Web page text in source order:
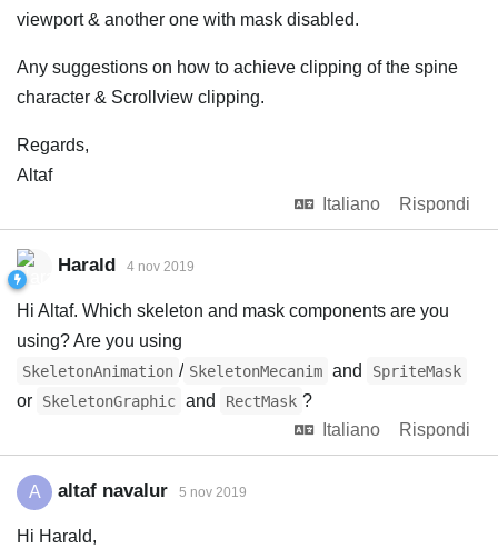
viewport & another one with mask disabled.
Any suggestions on how to achieve clipping of the spine
character & Scrollview clipping.
Regards,
Altaf
Italiano
Rispondi
Harald 4 nov 2019
Hi Altaf. Which skeleton and mask components are you
using? Are you using
SkeletonAnimation / SkeletonMecanim and SpriteMask
or SkeletonGraphic and RectMask ?
Italiano
Rispondi
A altaf navalur 5 nov 2019
Hi Harald,